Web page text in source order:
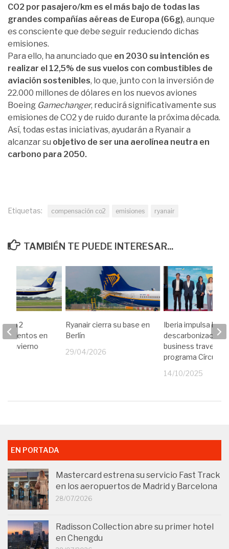
CO2 por pasajero/km es el más bajo de todas las
grandes compañías aéreas de Europa (66g), aunque
es consciente que debe seguir reduciendo dichas
emisiones.
Para ello, ha anunciado que en 2030 su intención es
realizar el 12,5% de sus vuelos con combustibles de
aviación sostenibles, lo que, junto con la inversión de
22.000 millones de dólares en los nuevos aviones
Boeing Gamechanger, reducirá significativamente sus
emisiones de CO2 y de ruido durante la próxima década.
Así, todas estas iniciativas, ayudarán a Ryanair a
alcanzar su objetivo de ser una aerolínea neutra en
carbono para 2050.
Etiquetas: compensación co2 emisiones ryanair
TAMBIÉN TE PUEDE INTERESAR...
Ryanair cierra su base en
Berlín
29/04/2026
Iberia impulsa la
descarbonización
business travel
programa Círculo
14/10/2025
2
asientos en
invierno
EN PORTADA
Mastercard estrena su servicio Fast Track
en los aeropuertos de Madrid y Barcelona
28/07/2026
Radisson Collection abre su primer hotel
en Chengdu